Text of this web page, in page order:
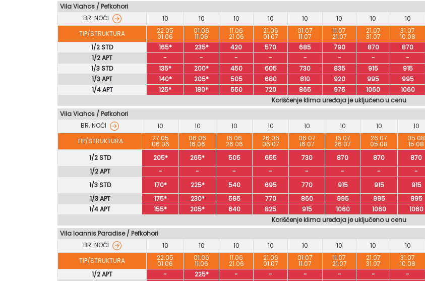
Vila Vlahos / Pefkohori
BR. NOĆI
10 10 10 10 10 10 10 10
TIP/STRUKTURA
22.05
01.06
01.06
11.06
11.06
21.06
21.06
01.07
01.07
11.07
11.07
21.07
21.07
31.07
31.07
10.08
1/2 STD
165* 235* 420 570 685 790 870 870
1/2 APT
- - - - - - - -
1/3 STD
135* 200* 450 605 730 835 915 915
1/3 APT
140* 205* 505 680 810 920 995 995
1/4 APT
125* 180* 550 720 865 975 1060 1060
Korišćenje klima uređaja je uključeno u cenu
Vila Vlahos / Pefkohori
BR. NOĆI
10 10 10 10 10 10 10 10
TIP/STRUKTURA
27.05
06.06
06.06
16.06
16.06
26.06
26.06
06.07
06.07
16.07
16.07
26.07
26.07
05.08
05.08
15.08
1/2 STD
205* 265* 505 655 730 870 870 870
1/2 APT
- - - - - - - -
1/3 STD
170* 225* 540 695 770 915 915 915
1/3 APT
175* 230* 595 770 860 995 995 995
1/4 APT
155* 205* 640 825 915 1060 1060 1060
Korišćenje klima uređaja je uključeno u cenu
Vila Ioannis Paradise / Pefkohori
BR. NOĆI
10 10 10 10 10 10 10 10
TIP/STRUKTURA
22.05
01.06
01.06
11.06
11.06
21.06
21.06
01.07
01.07
11.07
11.07
21.07
21.07
31.07
31.07
10.08
1/2 APT
- 225* - - - - - -